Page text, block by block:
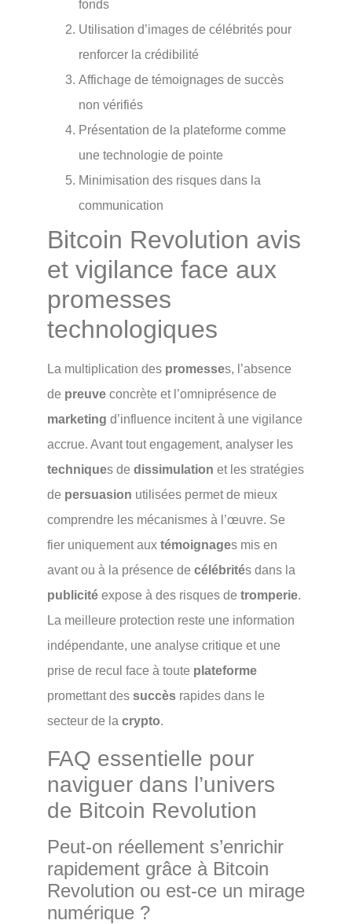
fonds
Utilisation d’images de célébrités pour
renforcer la crédibilité
Affichage de témoignages de succès
non vérifiés
Présentation de la plateforme comme
une technologie de pointe
Minimisation des risques dans la
communication
Bitcoin Revolution avis
et vigilance face aux
promesses
technologiques
La multiplication des promesses, l’absence
de preuve concrète et l’omniprésence de
marketing d’influence incitent à une vigilance
accrue. Avant tout engagement, analyser les
techniques de dissimulation et les stratégies
de persuasion utilisées permet de mieux
comprendre les mécanismes à l’œuvre. Se
fier uniquement aux témoignages mis en
avant ou à la présence de célébrités dans la
publicité expose à des risques de tromperie.
La meilleure protection reste une information
indépendante, une analyse critique et une
prise de recul face à toute plateforme
promettant des succès rapides dans le
secteur de la crypto.
FAQ essentielle pour
naviguer dans l’univers
de Bitcoin Revolution
Peut-on réellement s’enrichir
rapidement grâce à Bitcoin
Revolution ou est-ce un mirage
numérique ?